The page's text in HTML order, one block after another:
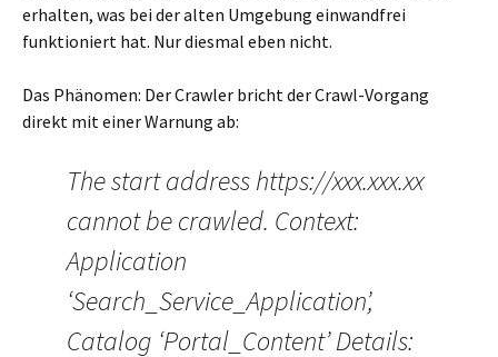
erhalten, was bei der alten Umgebung einwandfrei
funktioniert hat. Nur diesmal eben nicht.
Das Phänomen: Der Crawler bricht der Crawl-Vorgang
direkt mit einer Warnung ab:
The start address https://xxx.xxx.xx
cannot be crawled. Context:
Application
‘Search_Service_Application’,
Catalog ‘Portal_Content’ Details: